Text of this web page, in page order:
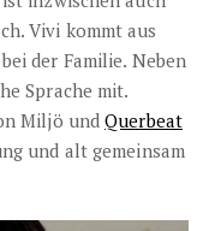
Vivi kommt aus
der Familie. Neben
Sprache mit.
Miljö undQuerbeat
und alt gemeinsam